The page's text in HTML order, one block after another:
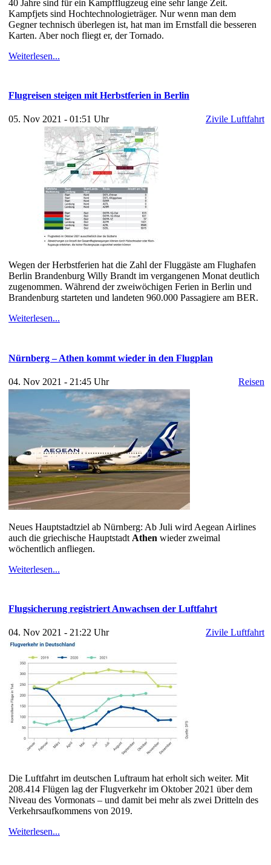
40 Jahre sind für ein Kampfflugzeug eine sehr lange Zeit.
Kampfjets sind Hochtechnologieträger. Nur wenn man dem
Gegner technisch überlegen ist, hat man im Ernstfall die besseren
Karten. Aber noch fliegt er, der Tornado.
Weiterlesen...
Flugreisen steigen mit Herbstferien in Berlin
05. Nov 2021 - 01:51 Uhr Zivile Luftfahrt
Wegen der Herbstferien hat die Zahl der Fluggäste am Flughafen
Berlin Brandenburg Willy Brandt im vergangenen Monat deutlich
zugenommen. Während der zweiwöchigen Ferien in Berlin und
Brandenburg starteten und landeten 960.000 Passagiere am BER.
Weiterlesen...
Nürnberg – Athen kommt wieder in den Flugplan
04. Nov 2021 - 21:45 Uhr Reisen
Neues Hauptstadtziel ab Nürnberg: Ab Juli wird Aegean Airlines
auch die griechische Hauptstadt Athen wieder zweimal
wöchentlich anfliegen.
Weiterlesen...
Flugsicherung registriert Anwachsen der Luftfahrt
04. Nov 2021 - 21:22 Uhr Zivile Luftfahrt
Die Luftfahrt im deutschen Luftraum hat erholt sich weiter. Mit
208.414 Flügen lag der Flugverkehr im Oktober 2021 über dem
Niveau des Vormonats – und damit bei mehr als zwei Dritteln des
Verkehrsaufkommens von 2019.
Weiterlesen...